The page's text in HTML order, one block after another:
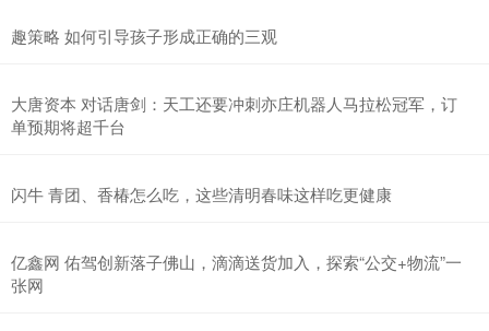
趣策略 如何引导孩子形成正确的三观
大唐资本 对话唐剑：天工还要冲刺亦庄机器人马拉松冠军，订
单预期将超千台
闪牛 青团、香椿怎么吃，这些清明春味这样吃更健康
亿鑫网 佑驾创新落子佛山，滴滴送货加入，探索“公交+物流”一
张网